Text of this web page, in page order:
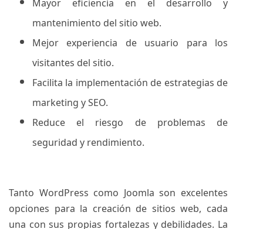
Mayor eficiencia en el desarrollo y
mantenimiento del sitio web.
Mejor experiencia de usuario para los
visitantes del sitio.
Facilita la implementación de estrategias de
marketing y SEO.
Reduce el riesgo de problemas de
seguridad y rendimiento.
Tanto WordPress como Joomla son excelentes
opciones para la creación de sitios web, cada
una con sus propias fortalezas y debilidades. La